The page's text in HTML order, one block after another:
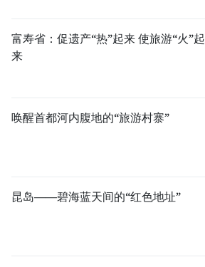
富寿省：促遗产“热”起来 使旅游“火”起
来
唤醒首都河内腹地的“旅游村寨”
昆岛——碧海蓝天间的“红色地址”